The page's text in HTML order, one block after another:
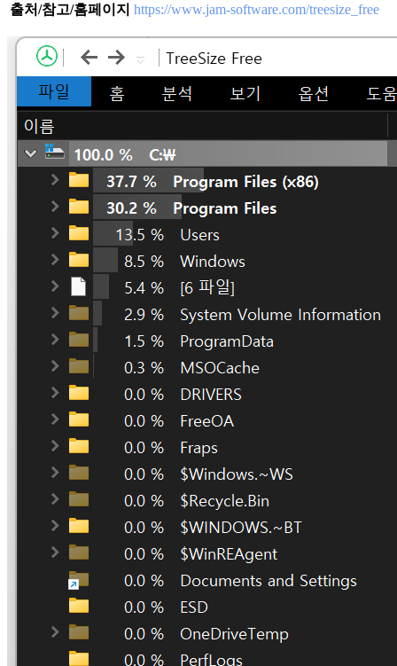
출처/참고/홈페이지 https://www.jam-software.com/treesize_free